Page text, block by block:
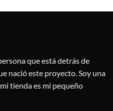
que está detrás de
nació este proyecto. Soy una
tienda es mi pequeño